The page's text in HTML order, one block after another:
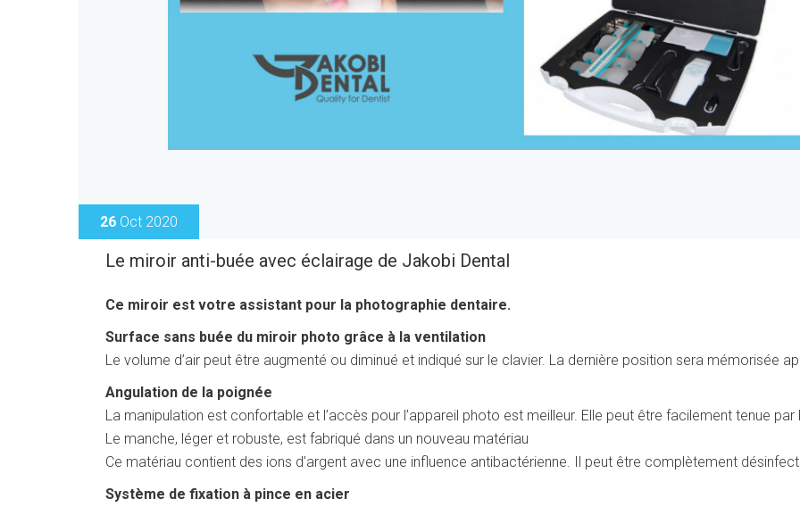
26 Oct 2020
Le miroir anti-buée avec éclairage de Jakobi Dental
Ce miroir est votre assistant pour la photographie dentaire.
Surface sans buée du miroir photo grâce à la ventilation
Le volume d’air peut être augmenté ou diminué et indiqué sur le clavier. La dernière position sera mémorisée
Angulation de la poignée
La manipulation est confortable et l’accès pour l’appareil photo est meilleur. Elle peut être facilement tenue par
Le manche, léger et robuste, est fabriqué dans un nouveau matériau
Ce matériau contient des ions d’argent avec une influence antibactérienne. Il peut être complètement
Système de fixation à pince en acier